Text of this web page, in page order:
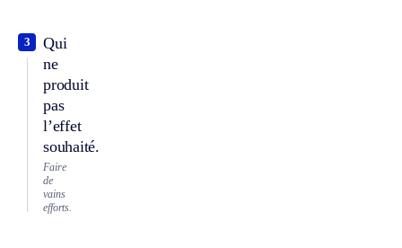
Qui
ne
produit
pas
l’effet
souhaité.
3
Faire
de
vains
efforts.